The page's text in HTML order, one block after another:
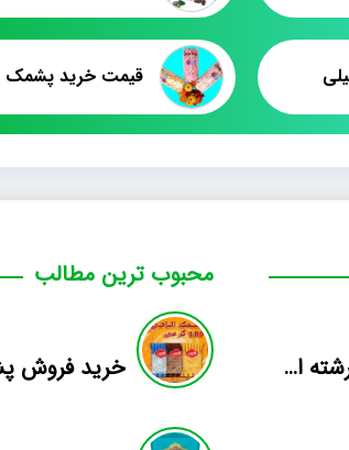
فروش کیلویی پشمک رشته ای طعم دار میوه
محبوب ترین مطالب
خرید فروش